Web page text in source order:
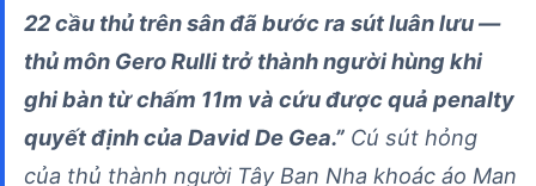
22 cầu thủ trên sân đã bước ra sút luân lưu —
thủ môn Gero Rulli trở thành người hùng khi
ghi bàn từ chấm 11m và cứu được quả penalty
quyết định của David De Gea.” Cú sút hỏng
của thủ thành người Tây Ban Nha khoác áo Man